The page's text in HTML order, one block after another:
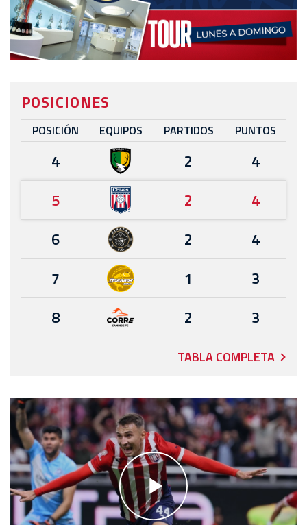
POSICIONES
POSICIÓN EQUIPOS PARTIDOS PUNTOS
4 2
4
5
2
4
6
2
4
7
1
3
8
2 3
TABLA COMPLETA